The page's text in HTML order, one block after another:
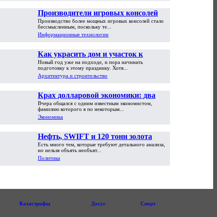
Производители игровых консолей
достигли предела возможностей
Производство более мощных игровых консолей стало
бессмысленным, поскольку те...
Информационные технологии
Как украсить дом и участок к
Новому году
Новый год уже на подходе, и пора начинать
подготовку к этому празднику. Хотя...
Архитектура и строительство
Крах долларовой экономики: два
пути обрушения
Вчера общался с одним известным экономистом,
фамилию которого я по некоторым...
Экономика
Нефть, SWIFT и 120 тонн золота
Есть много тем, которые требуют детального анализа,
но нельзя объять необъят...
Политика
Катастрофы Досуг Спорт